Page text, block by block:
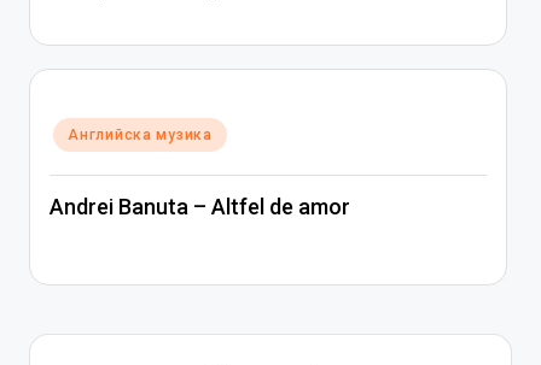
Posted
in
Английска музика
Andrei Banuta – Altfel de amor